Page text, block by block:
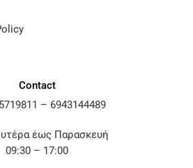
Contact
– 6943144489
έως Παρασκευή
09:30 – 17:00